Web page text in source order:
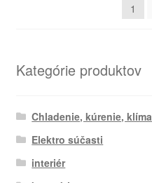
1
Kategórie produktov
Chladenie, kúrenie, klíma
Elektro súčasti
interiér